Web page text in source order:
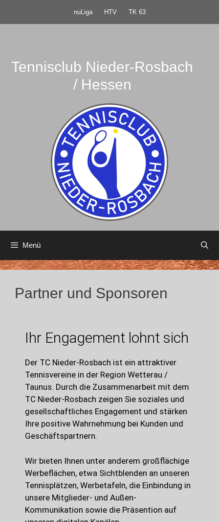
nuLiga HTV TK 63
Tennisclub Nieder-Rosbach
/ Hessen
Menü
Partner und Sponsoren
Ihr Engagement lohnt sich
Der TC Nieder-Rosbach ist ein attraktiver
Tennisvereine in der Region Wetterau /
Taunus. Durch die Zusammenarbeit mit dem
TC Nieder-Rosbach zeigen Sie soziales und
gesellschaftliches Engagement und stärken
Ihre positive Wahrnehmung bei Kunden und
Geschäftspartnern.
Wir bieten Ihnen unter anderem großflächige
Werbeflächen, etwa Sichtblenden an unseren
Tennisplätzen, Werbetafeln, die Einbindung in
unsere Mitglieder- und Außen-
Kommunikation sowie die Präsention auf